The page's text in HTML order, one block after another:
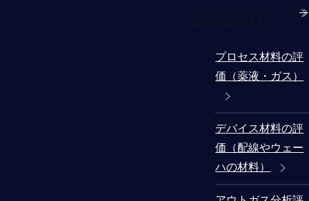
プロセス材料の評
価（薬液・ガス）
デバイス材料の評
価（配線やウェー
ハの材料）